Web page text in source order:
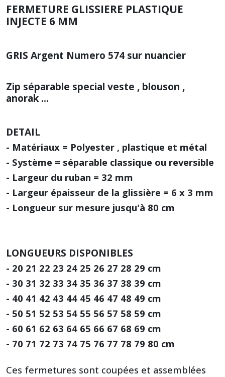
FERMETURE GLISSIERE PLASTIQUE
INJECTE 6 MM
GRIS Argent Numero 574 sur nuancier
Zip séparable special veste , blouson ,
anorak ...
DETAIL
- Matériaux = Polyester , plastique et métal
- Système = séparable classique ou reversible
- Largeur du ruban = 32 mm
- Largeur épaisseur de la glissière = 6 x 3 mm
- Longueur sur mesure jusqu'à 80 cm
LONGUEURS DISPONIBLES
- 20 21 22 23 24 25 26 27 28 29 cm
- 30 31 32 33 34 35 36 37 38 39 cm
- 40 41 42 43 44 45 46 47 48 49 cm
- 50 51 52 53 54 55 56 57 58 59 cm
- 60 61 62 63 64 65 66 67 68 69 cm
- 70 71 72 73 74 75 76 77 78 79 80 cm
Ces fermetures sont coupées et assemblées